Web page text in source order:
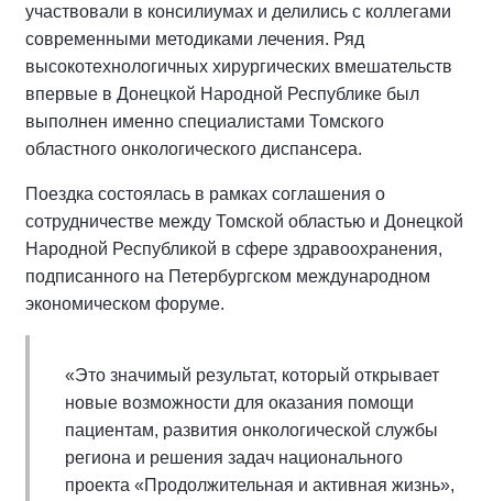
участвовали в консилиумах и делились с коллегами
современными методиками лечения. Ряд
высокотехнологичных хирургических вмешательств
впервые в Донецкой Народной Республике был
выполнен именно специалистами Томского
областного онкологического диспансера.
Поездка состоялась в рамках соглашения о
сотрудничестве между Томской областью и Донецкой
Народной Республикой в сфере здравоохранения,
подписанного на Петербургском международном
экономическом форуме.
«Это значимый результат, который открывает
новые возможности для оказания помощи
пациентам, развития онкологической службы
региона и решения задач национального
проекта «Продолжительная и активная жизнь»,